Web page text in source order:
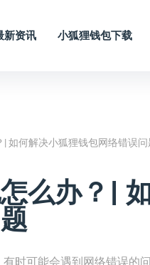
新资讯 小狐狸钱包下载
如何解决小狐狸钱包网络错误问
么办？|
时可能会遇到网络错误的